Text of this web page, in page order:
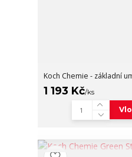
Koch Chemie - základní
1 193 Kč/ks